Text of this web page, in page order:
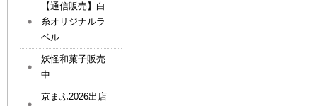
【通信販売】白
糸オリジナルラ
ベル
妖怪和菓子販売
中
京まふ2026出店